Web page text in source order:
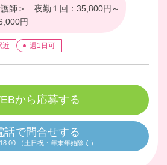
護師＞ 夜勤１回：35,800円～
円
近 週1日可
から応募する
話で問合せする
（土日祝・年末年始除く）